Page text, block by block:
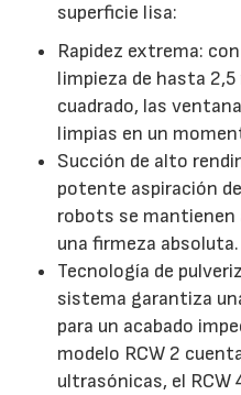
superficie lisa:
Rapidez extrema:
limpieza de hasta
cuadrado, las
limpias en un
Succión de alto
potente aspiración
robots se mantienen
una firmeza absoluta.
Tecnología de
sistema garantiza
para un acabado
modelo RCW 2
ultrasónicas, el RCW